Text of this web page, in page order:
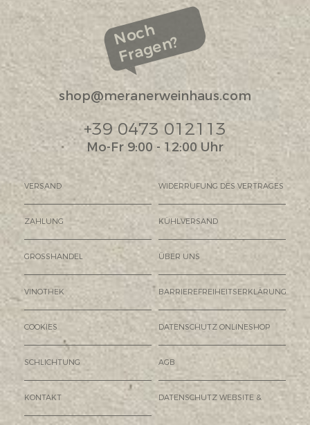
Noch
Fragen?
shop@meranerweinhaus.com
+39 0473 012113
Mo-Fr 9:00 - 12:00 Uhr
VERSAND WIDERRUFUNG DES VERTRAGES
ZAHLUNG KÜHLVERSAND
GROSSHANDEL ÜBER UNS
VINOTHEK BARRIEREFREIHEITSERKLÄRUNG
COOKIES DATENSCHUTZ ONLINESHOP
SCHLICHTUNG AGB
KONTAKT DATENSCHUTZ WEBSITE &